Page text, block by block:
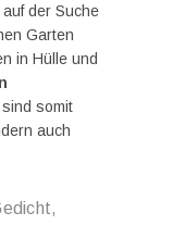
der Suche
Garten
in Hülle und
sind somit
auch